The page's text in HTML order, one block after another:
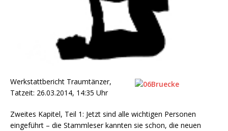
Werkstattbericht Traumtänzer,
Tatzeit: 26.03.2014, 14:35 Uhr
Zweites Kapitel, Teil 1: Jetzt sind alle wichtigen Personen
eingeführt – die Stammleser kannten sie schon, die neuen